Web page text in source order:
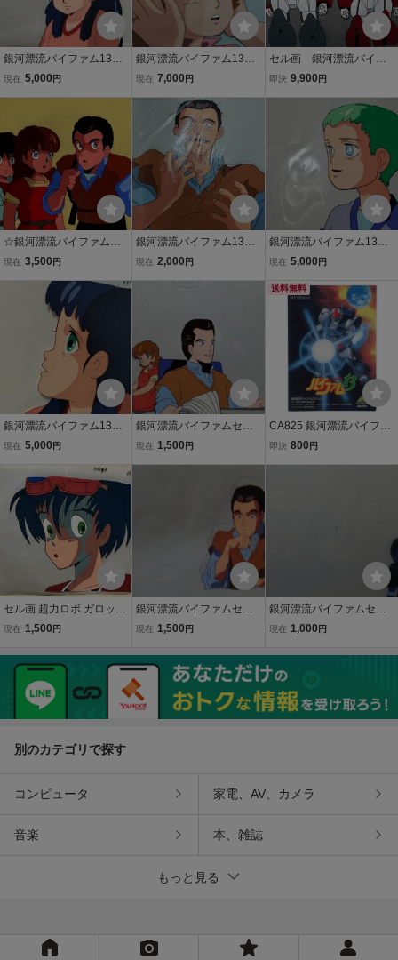
銀河漂流バイファム13セ
ル画A8ペンチイライザ
現在 5,000 円
銀河漂流バイファム13セ
ル画Ｂ31
現在 7,000 円
セル画 銀河漂流バイフ
ァム バイファム ネオ
即決 9,900 円
☆銀河漂流バイファム・
セル画２点セット・クレ
芦田豊雄・富永みーな・
難波克弘・鳥海勝美・サ
ンライズ・神田武幸
現在 3,500 円
銀河漂流バイファム13セ
ル画A2大きめ
現在 2,000 円
銀河漂流バイファム13セ
ル画A8
現在 5,000 円
銀河漂流バイファム13セ
ル画A19
現在 5,000 円
銀河漂流バイファムセル
画C3
現在 1,500 円
送料無料
CA825 銀河漂流バイファ
ム13 EMOTION CARD 非
即決 800 円
セル画 超力ロボ ガロット
銀河漂流 バイファム 日本
現在 1,500 円
銀河漂流バイファムセル
画B 8
現在 1,500 円
銀河漂流バイファムセル
画E 4
現在 1,000 円
別のカテゴリで探す
コンピュータ 家電、AV、カメラ
音楽 本、雑誌
もっと見る